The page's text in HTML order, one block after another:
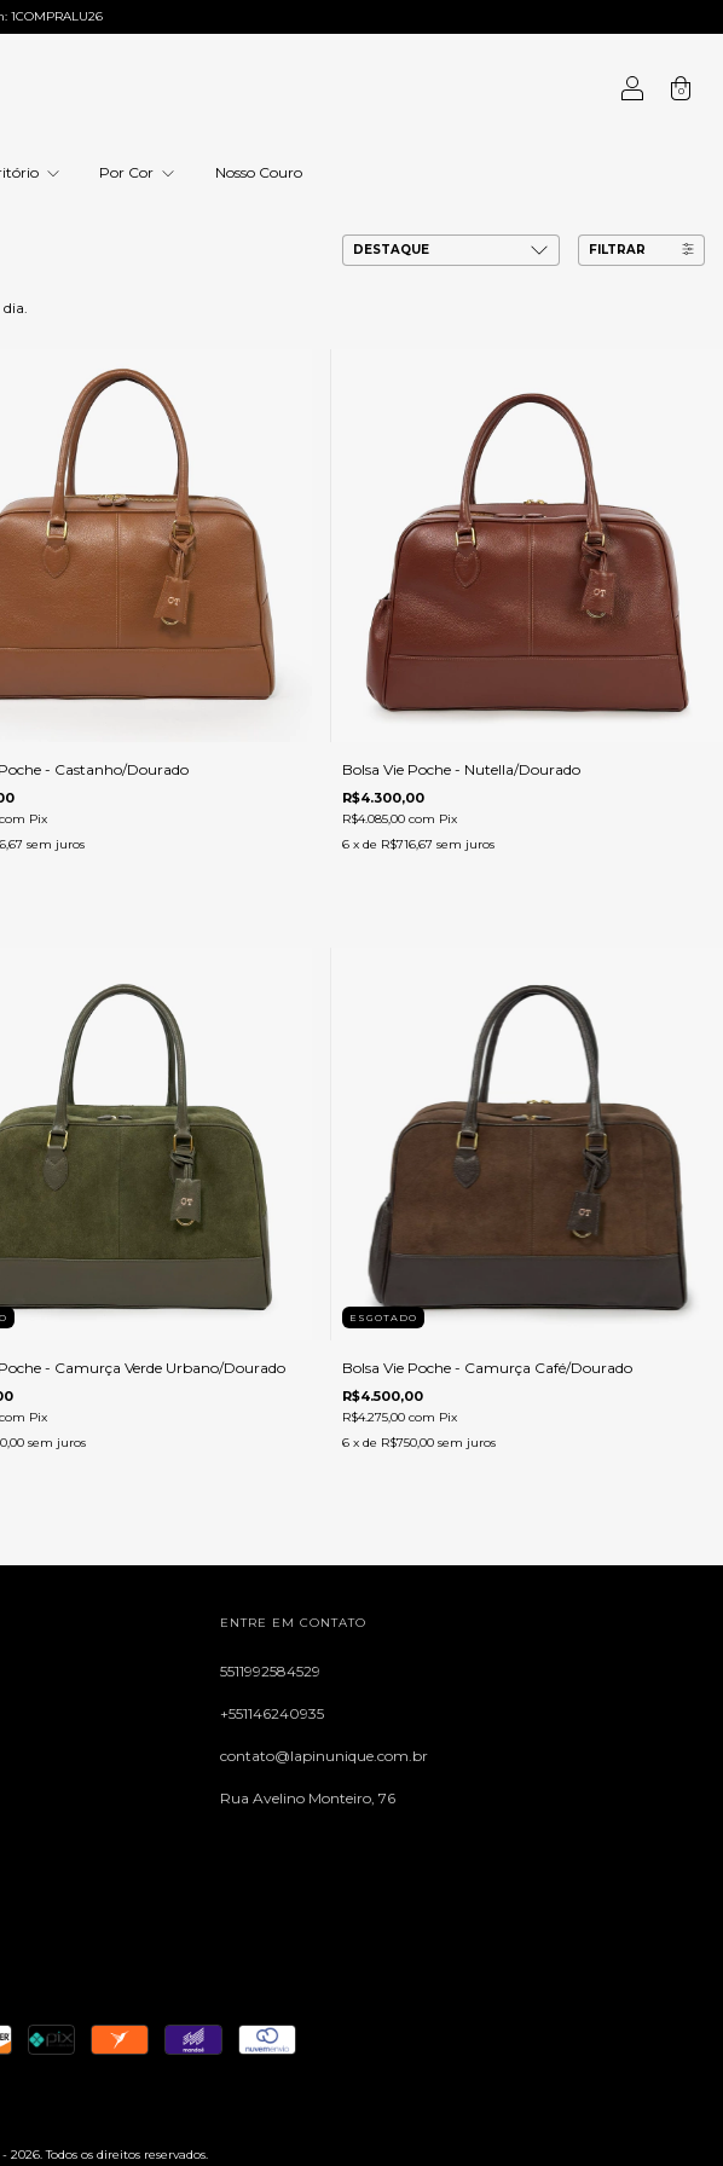
1COMPRALU26
0
Por Cor Nosso Couro
FILTRAR
- Castanho/Dourado
com Pix
sem juros
Bolsa Vie Poche - Nutella/Dourado
R$4.300,00
R$4.085,00com Pix
6 x de R$716,67 sem juros
- Camurça Verde Urbano/Dourado
com Pix
sem juros
ESGOTADO
Bolsa Vie Poche - Camurça Café/Dourado
R$4.500,00
R$4.275,00com Pix
6 x de R$750,00 sem juros
ENTRE EM CONTATO
5511992584529
+551146240935
contato@lapinunique.com.br
Rua Avelino Monteiro, 76
Todos os direitos reservados.